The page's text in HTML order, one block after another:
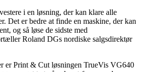
i en løsning, der kan klare alle
Det er bedre at finde en maskine, der kan
og så løse de sidste med
Roland DGs nordiske salgsdirektør
er Print & Cut løsningen TrueVis VG640